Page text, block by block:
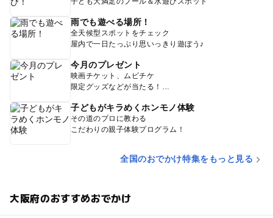
雨でも遊べる場所！
全天候型スポットをチェック
屋内で一日たっぷり思いっきり遊ぼう♪
今月のプレゼント
映画チケット、ムビチケ
限定グッズなどが当たる！
子どもがキラめくホンモノ体験
その道のプロに教わる
こだわりの親子体験プログラム！
全国のおでかけ特集をもっと見る
大阪府のおすすめおでかけ